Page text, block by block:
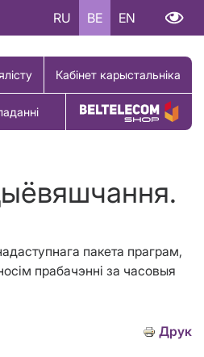
RU BE EN
Кабінет карыстальніка
Купіць тавар
пакета праграм,
прабачэнні за часовыя
Друк